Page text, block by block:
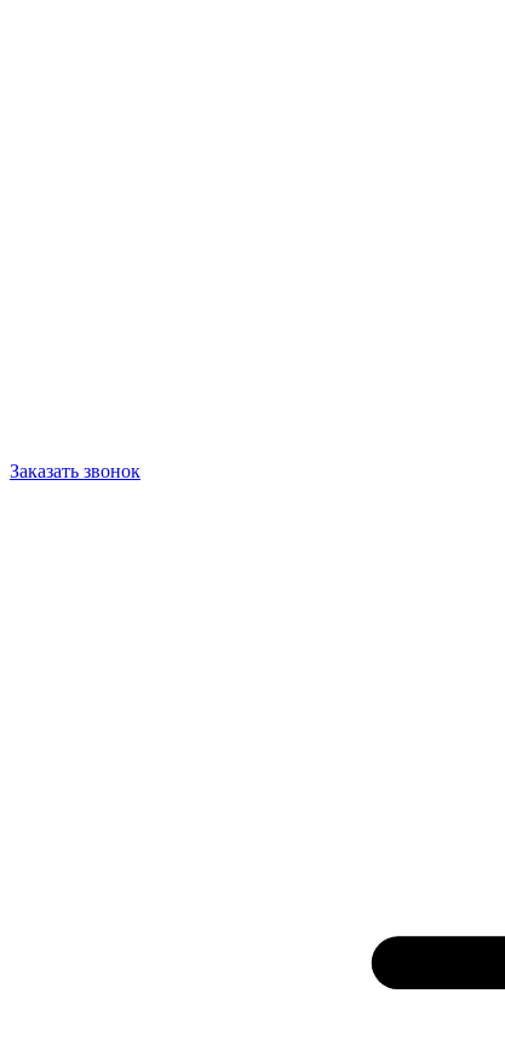
Заказать звонок